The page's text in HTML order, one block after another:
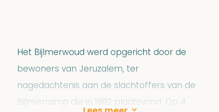
Het Bijlmerwoud werd opgericht door de
bewoners van Jeruzalem, ter
nagedachtenis aan de slachtoffers van de
Bijlmerramp die in 1992 plaatsvond. Op 4